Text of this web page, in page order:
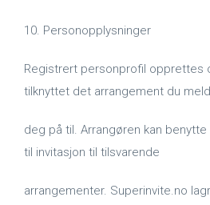
10. Personopplysninger
Registrert personprofil opprettes
tilknyttet det arrangement du
deg på til. Arrangøren kan
til invitasjon til tilsvarende
arrangementer. Superinvite.no